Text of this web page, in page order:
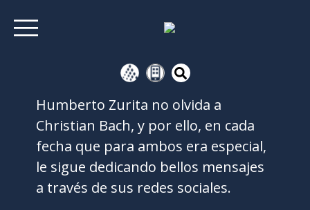
Humberto Zurita no olvida a
Christian Bach, y por ello, en cada
fecha que para ambos era especial,
le sigue dedicando bellos mensajes
a través de sus redes sociales.